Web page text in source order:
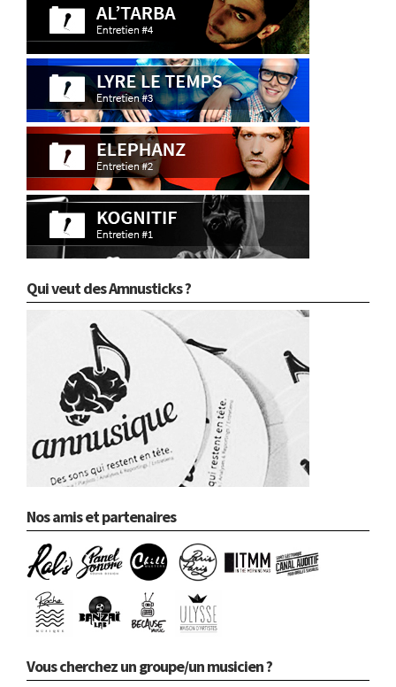
Qui veut des Amnusticks ?
Nos amis et partenaires
Vous cherchez un groupe/un musicien ?